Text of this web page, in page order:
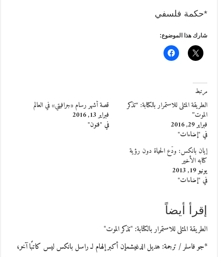
*حكمة فلسفي
شارك هذا الموضوع:
مرتبط
الطريقة المثلى للاستمرار بالكتابة: “تذكر
الموت”
فبراير 29, 2016
في "إضاءات"
قصة أشهر رسام «جرافيتي» في العالم
فبراير 13, 2016
في "فنون"
إيان بانكس: ودّع الحياة دون رؤية
كتابه الأخير
يونيو 19, 2013
في "إضاءات"
إقرأ أيضاً
الطريقة المثلى للاستمرار بالكتابة: "تذكر الموت"
*جو فاسلر / ترجمة: هديل الدغيشمإن أكبر إلهام لـ راسل بانكس ليس كاتبًا آخر،